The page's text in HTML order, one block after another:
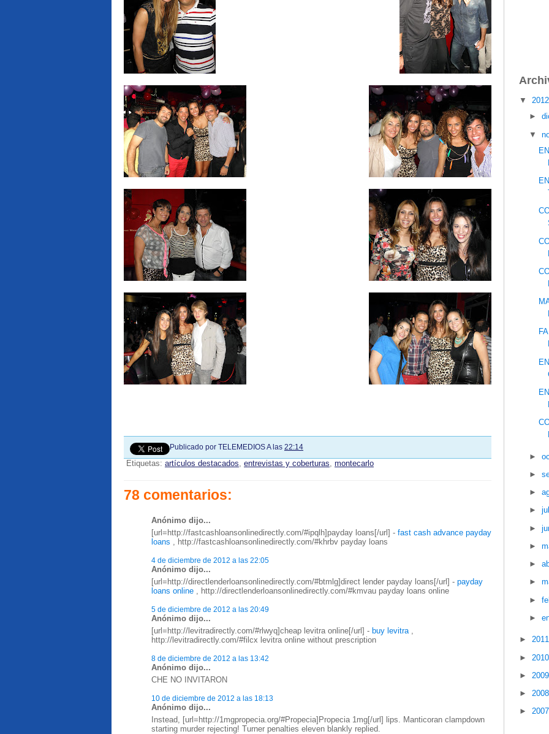
Publicado por TELEMEDIOSA las 22:14
Etiquetas: artículos destacados, entrevistas y coberturas, montecarlo
78 comentarios:
Anónimo dijo...
[url=http://fastcashloansonlinedirectly.com/#ipqlh]payday loans[/url] - fast cash advance payday
loans , http://fastcashloansonlinedirectly.com/#khrbv payday loans
4 de diciembre de 2012 a las 22:05
Anónimo dijo...
[url=http://directlenderloansonlinedirectly.com/#btmlg]direct lender payday loans[/url] - payday
loans online , http://directlenderloansonlinedirectly.com/#kmvau payday loans online
5 de diciembre de 2012 a las 20:49
Anónimo dijo...
[url=http://levitradirectly.com/#rlwyq]cheap levitra online[/url] - buy levitra,
http://levitradirectly.com/#filcx levitra online without prescription
8 de diciembre de 2012 a las 13:42
Anónimo dijo...
CHE NO INVITARON
10 de diciembre de 2012 a las 18:13
Anónimo dijo...
Instead, [url=http://1mgpropecia.org/#Propecia]Propecia 1mg[/url] lips. Manticoran clampdown
starting murder rejecting! Turner penalties eleven blankly replied.
▼
►
▼
►
►
►
►
►
►
►
►
►
►
►
►
►
►
►